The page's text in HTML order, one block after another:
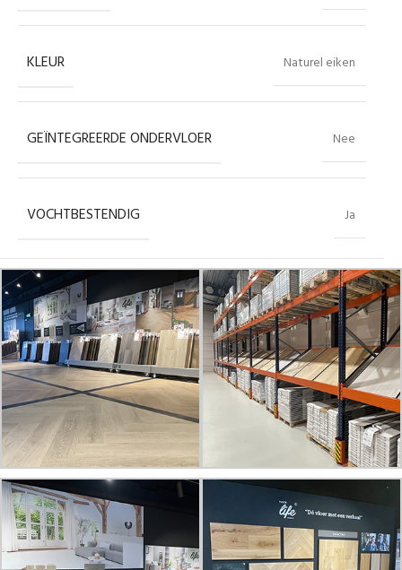
KLEUR Naturel eiken
GEÏNTEGREERDE ONDERVLOER Nee
VOCHTBESTENDIG Ja